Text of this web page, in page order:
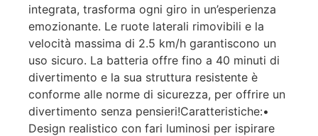
integrata, trasforma ogni giro in un’esperienza
emozionante. Le ruote laterali rimovibili e la
velocità massima di 2.5 km/h garantiscono un
uso sicuro. La batteria offre fino a 40 minuti di
divertimento e la sua struttura resistente è
conforme alle norme di sicurezza, per offrire un
divertimento senza pensieri!Caratteristiche:•
Design realistico con fari luminosi per ispirare